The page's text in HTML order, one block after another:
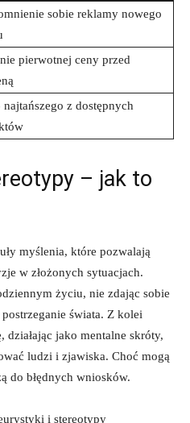
sobie reklamy nowego
pierwotnej ceny przed
najtańszego z dostępnych
– jak to
myślenia, które pozwalają
w złożonych sytuacjach.
życiu, nie zdając sobie
świata. Z kolei
działając jako mentalne skróty,
ludzi i zjawiska. Choć mogą
do błędnych wniosków.
i stereotypy